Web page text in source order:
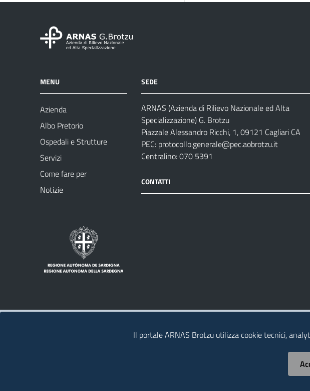
MENU
Azienda
Albo Pretorio
Ospedali e Strutture
Servizi
Come fare per
Notizie
SEDE
ARNAS (Azienda di Rilievo Nazionale ed Alta
Specializzazione) G. Brotzu
Piazzale Alessandro Ricchi, 1, 09121 Cagliari CA
PEC: protocollo.generale@pec.aobrotzu.it
Centralino: 070 5391
CONTATTI
Il portale ARNAS Brotzu utilizza cookie tecnici,